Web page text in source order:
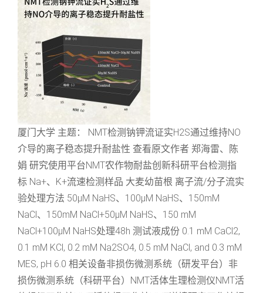
厦门大学 主题： NMT检测钠钾流证实H2S通过维持NO
介导的离子稳态提升耐盐性 查看原文作者 郑海雷、陈
娟 研究使用平台NMT农作物耐盐创新科研平台检测指
标 Na+、K+流速检测样品 大麦幼苗根 离子流/分子流实
验处理方法 50μM NaHS、100μM NaHS、150mM
NaCl、150mM NaCl+50μM NaHS、150 mM
NaCl+100μM NaHS处理48h 测试液成份 0.1 mM CaCl2,
0.1 mM KCl, 0.2 mM Na2SO4, 0.5 mM NaCl, and 0.3 mM
MES, pH 6.0 相关设备非损伤微测系统（研发平台）非
损伤微测系统（科研平台）NMT活体生理检测仪NMT活